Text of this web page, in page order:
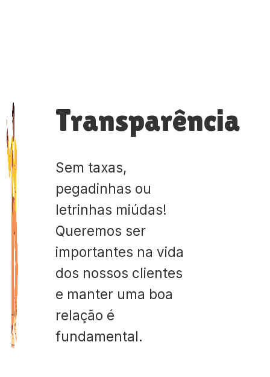
Transparência
Sem taxas,
pegadinhas ou
letrinhas miúdas!
Queremos ser
importantes na vida
dos nossos clientes
e manter uma boa
relação é
fundamental.